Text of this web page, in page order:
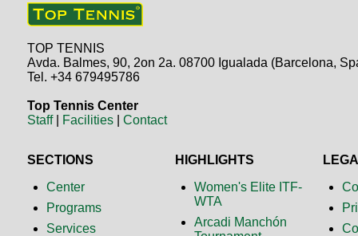
TOP TENNIS
Avda. Balmes, 90, 2on 2a. 08700 Igualada (Barcelona,
Tel. +34 679495786
Top Tennis Center
Staff| Facilities |Contact
SECTIONS
Center
Programs
Services
HIGHLIGHTS
Women's Elite ITF-
WTA
Arcadi Manchón